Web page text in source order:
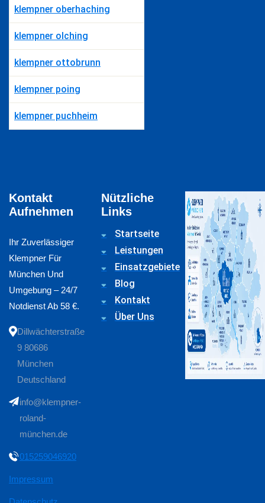
Kontakt
Aufnehmen
Ihr Zuverlässiger
Klempner Für
München Und
Umgebung – 24/7
Notdienst Ab 58 €.
Dillwächterstraße
9 80686
München
Deutschland
info@klempner-
roland-
münchen.de
015259046920
Impressum
Nützliche
Links
Startseite
Leistungen
Einsatzgebiete
Blog
Kontakt
Über Uns
klempner oberhaching
klempner olching
klempner ottobrunn
klempner poing
klempner puchheim